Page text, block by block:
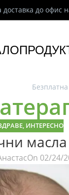
доставка до офис
, ИНТЕРЕСНО
On 02/24/